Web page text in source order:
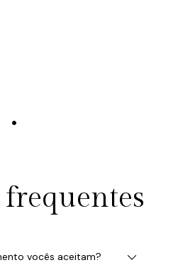
vocês aceitam?